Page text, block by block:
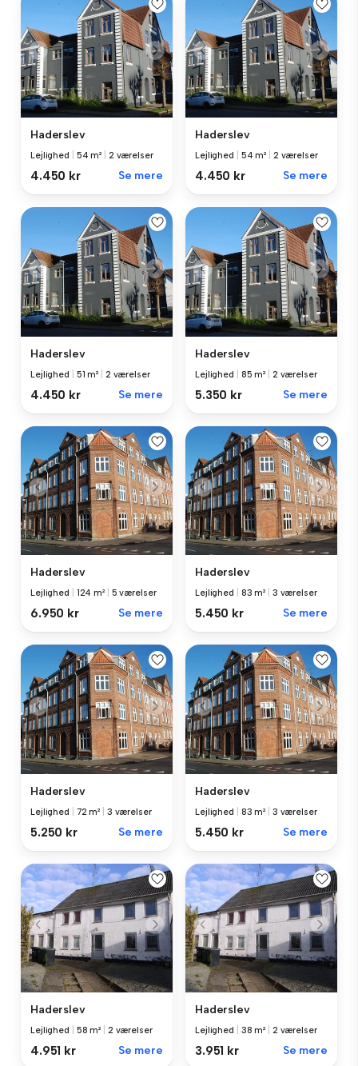
Haderslev
Lejlighed 54 m² 2 værelser
4.450 kr Se mere
Haderslev
Lejlighed 54 m² 2 værelser
4.450 kr Se mere
Haderslev
Lejlighed 51 m² 2 værelser
4.450 kr Se mere
Haderslev
Lejlighed 85 m² 2 værelser
5.350 kr Se mere
Haderslev
Lejlighed 124 m² 5 værelser
6.950 kr Se mere
Haderslev
Lejlighed 83 m² 3 værelser
5.450 kr Se mere
Haderslev
Lejlighed 72 m² 3 værelser
5.250 kr Se mere
Haderslev
Lejlighed 83 m² 3 værelser
5.450 kr Se mere
Haderslev
Lejlighed 58 m² 2 værelser
4.951 kr Se mere
Haderslev
Lejlighed 38 m² 2 værelser
3.951 kr Se mere